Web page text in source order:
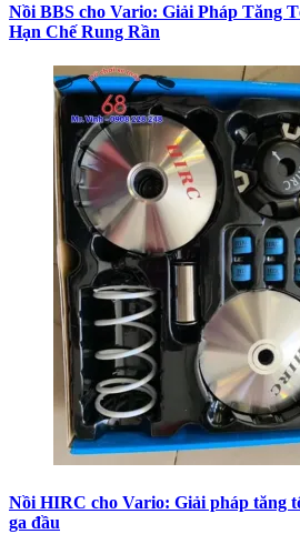
Nồi BBS cho Vario: Giải Pháp Tăng
Hạn Chế Rung Rần
Nồi HIRC cho Vario: Giải pháp tăng
ga đầu